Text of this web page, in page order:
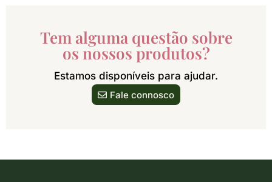
Tem alguma questão sobre
os nossos produtos?
Estamos disponíveis para ajudar.
Fale connosco